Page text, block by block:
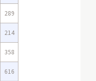
289
214
358
616